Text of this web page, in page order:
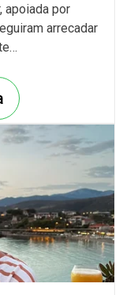
apoiada por
arrecadar